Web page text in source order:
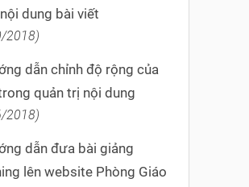
dung bài viết
2018)
dẫn chỉnh độ rộng của
quản trị nội dung
2018)
dẫn đưa bài giảng
lên website Phòng Giáo